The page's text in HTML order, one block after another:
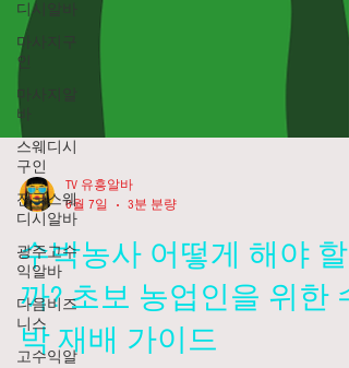
디시알바
마사지구
인
마사지알
바
스웨디시
구인
전국스웨
디시알바
광주고수
익알바
다음비즈
니스
고수익알
TV 유흥알바
6월 7일
3분 분량
수박농사 어떻게 해야 할
까? 초보 농업인을 위한